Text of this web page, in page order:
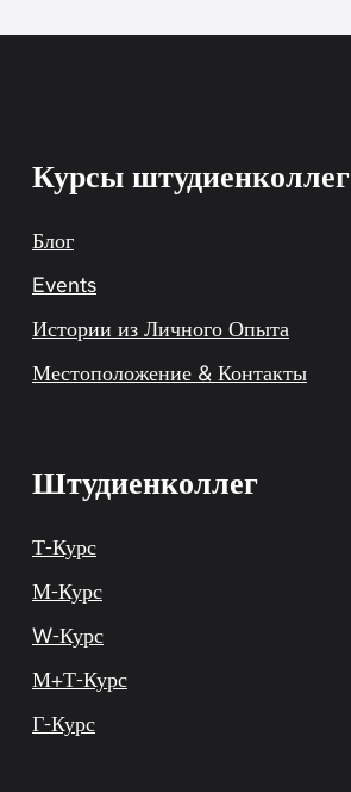
Курсы штудиенколлег
Блог
Events
Истории из Личного Опыта
Местоположение & Контакты
Штудиенколлег
Т-Курс
М-Курс
W-Курс
М+Т-Курс
Г-Курс